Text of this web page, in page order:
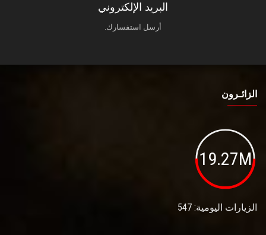
البريد الإلكتروني
أرسل استفسارك.
الزائـرون
19.27M
الزيارات اليومية: 547